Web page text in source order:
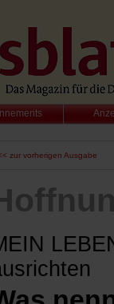
zur vorherigen Ausgabe